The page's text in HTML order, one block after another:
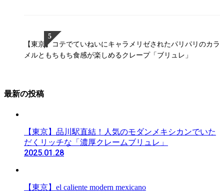
【東京】コテでていねいにキャラメリゼされたパリパリのカラ
メルともちもち食感が楽しめるクレープ「ブリュレ」
最新の投稿
【東京】品川駅直結！人気のモダンメキシカンでいた
だくリッチな「濃厚クレームブリュレ」
2025.01.28
【東京】el caliente modern mexicano